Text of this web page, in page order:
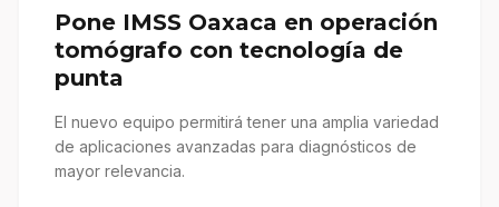
Pone IMSS Oaxaca en operación
tomógrafo con tecnología de
punta
El nuevo equipo permitirá tener una amplia variedad
de aplicaciones avanzadas para diagnósticos de
mayor relevancia.